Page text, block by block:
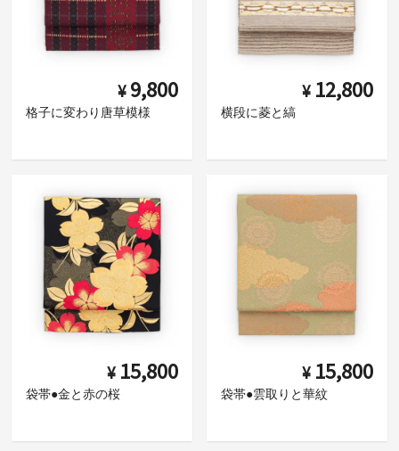
¥ 9,800
格子に変わり唐草模様
¥ 12,800
横段に菱と縞
¥ 15,800
袋帯●金と赤の桜
¥ 15,800
袋帯●雲取りと華紋